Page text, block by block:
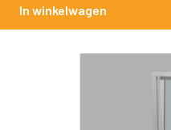
In winkelwagen